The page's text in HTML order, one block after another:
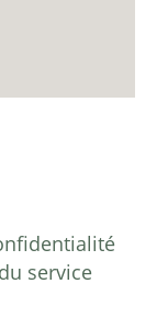
service